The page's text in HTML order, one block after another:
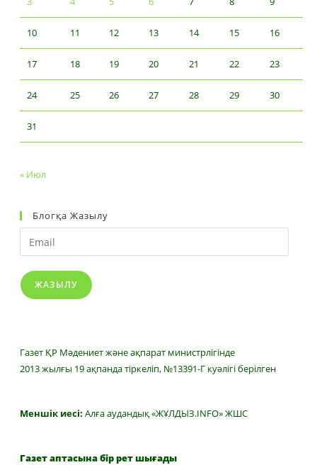
10 11 12 13 14 15 16
17 18 19 20 21 22 23
24 25 26 27 28 29 30
31
« Июл
Блогқа Жазылу
Email
ЖАЗЫЛУ
Газет ҚР Мәдениет және ақпарат министрлігінде
2013 жылғы 19 ақпанда тіркеліп, №13391-Г куәлігі берілген
Меншік иесі: Алға аудандық «ЖҰЛДЫЗ.INFO» ЖШС
Газет аптасына бір рет шығады